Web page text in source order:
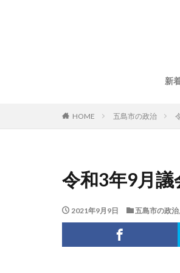
新
HOME 五島市の政治
令和3年9月
2021年9月9日 五島市の政治,